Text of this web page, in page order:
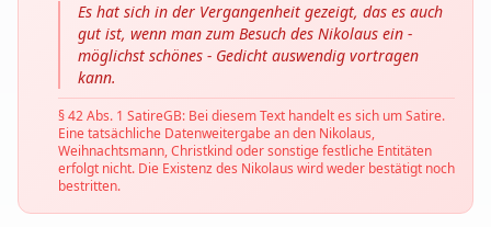
Es hat sich in der Vergangenheit gezeigt, das es auch
gut ist, wenn man zum Besuch des Nikolaus ein -
möglichst schönes - Gedicht auswendig vortragen
kann.
§ 42 Abs. 1 SatireGB: Bei diesem Text handelt es sich um Satire.
Eine tatsächliche Datenweitergabe an den Nikolaus,
Weihnachtsmann, Christkind oder sonstige festliche Entitäten
erfolgt nicht. Die Existenz des Nikolaus wird weder bestätigt noch
bestritten.